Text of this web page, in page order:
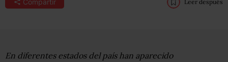
Compartir Leer después
En diferentes estados del país han aparecido